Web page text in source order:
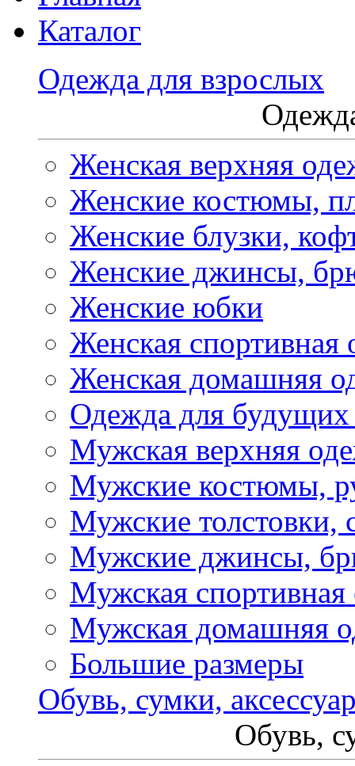
Каталог
Одежда для взрослых
Женская верхняя
Женские костюмы,
Женские блузки,
Женские джинсы,
Женские юбки
Женская спортивная
Женская домашняя
Одежда для
Мужская верхняя
Мужские костюмы,
Мужские толстовки,
Мужские джинсы,
Мужская спортивная
Мужская домашняя
Большие размеры
Обувь, сумки,
Обувь,